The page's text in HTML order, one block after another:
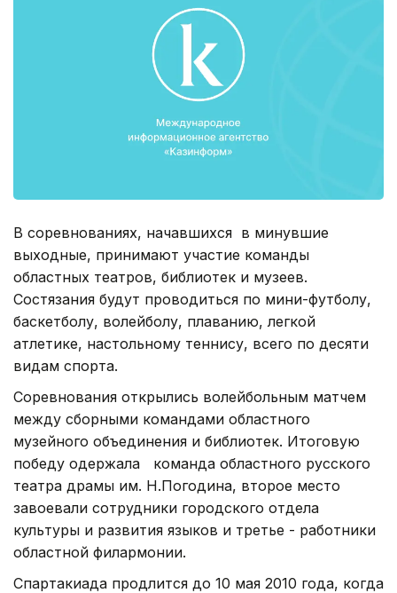
В соревнованиях, начавшихся в минувшие
выходные, принимают участие команды
областных театров, библиотек и музеев.
Состязания будут проводиться по мини-футболу,
баскетболу, волейболу, плаванию, легкой
атлетике, настольному теннису, всего по десяти
видам спорта.
Соревнования открылись волейбольным матчем
между сборными командами областного
музейного объединения и библиотек. Итоговую
победу одержала команда областного русского
театра драмы им. Н.Погодина, второе место
завоевали сотрудники городского отдела
культуры и развития языков и третье - работники
областной филармонии.
Спартакиада продлится до 10 мая 2010 года, когда